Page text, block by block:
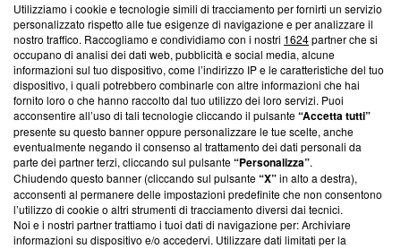
Questa sezione offre informazioni trasparenti su Blasting
News, sui nostri processi editoriali e su come ci impegniamo a
creare news di qualità. Inoltre, afferma la nostra aderenza a
‘Trust Project - News with Integrity’Blasting News non è
ancora membro del programma, ma ha richiesto di farne
parte; Trust Project non ha ancora effettuato una verifica di
conformità agli standard.
Su di noi
Team editoriale
Corporate
Utilizziamo i cookie e tecnologie simili di tracciamento per fornirti un servizio
personalizzato rispetto alle tue esigenze di navigazione e per analizzare il
nostro traffico. Raccogliamo e condividiamo con i nostri 1624partner che si
occupano di analisi dei dati web, pubblicità e social media, alcune
informazioni sul tuo dispositivo, come l’indirizzo IP e le caratteristiche del tuo
dispositivo, i quali potrebbero combinarle con altre informazioni che hai
fornito loro o che hanno raccolto dal tuo utilizzo dei loro servizi. Puoi
acconsentire all’uso di tali tecnologie cliccando il pulsante“Accetta tutti”
presente su questo banner oppure personalizzare le tue scelte, anche
eventualmente negando il consenso al trattamento dei dati personali da
parte dei partner terzi, cliccando sul pulsante“Personalizza”.
Chiudendo questo banner (cliccando sul pulsante“X”in alto a destra),
acconsenti al permanere delle impostazioni predefinite che non consentono
l’utilizzo di cookie o altri strumenti di tracciamento diversi dai tecnici.
Noi e i nostri partner trattiamo i tuoi dati di navigazione per: Archiviare
informazioni su dispositivo e/o accedervi. Utilizzare dati limitati per la